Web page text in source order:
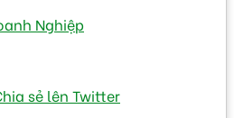
Nghiệp
sẻ lên Twitter